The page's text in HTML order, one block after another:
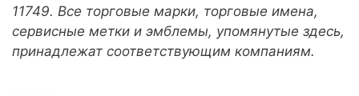
11749. Все торговые марки, торговые имена,
сервисные метки и эмблемы, упомянутые здесь,
принадлежат соответствующим компаниям.